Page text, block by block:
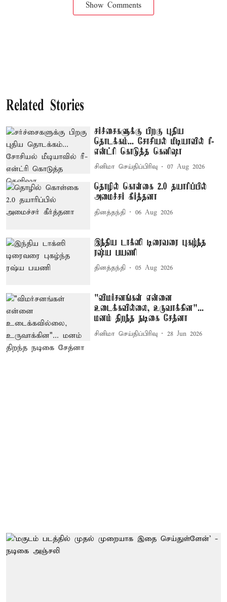
Show Comments
Related Stories
சர்ச்சைகளுக்கு பிறகு புதிய
தொடக்கம்... சோசியல் மீடியாவில் ரீ-
என்ட்ரி கொடுத்த கெனிஷா
சினிமா செய்திப்பிரிவு 07 Aug 2026
தொழில் கொள்கை 2.0 தயாரிப்பில்
அமைச்சர் கீர்த்தனா
தினத்தந்தி 06 Aug 2026
இந்திய டாக்ஸி டிரைவரை புகழ்ந்த
ரஷ்ய பயணி
தினத்தந்தி 05 Aug 2026
"விமர்சனங்கள் என்னை
உடைக்கவில்லை, உருவாக்கின"...
மனம் திறந்த நடிகை சேத்னா
சினிமா செய்திப்பிரிவு 28 Jun 2026